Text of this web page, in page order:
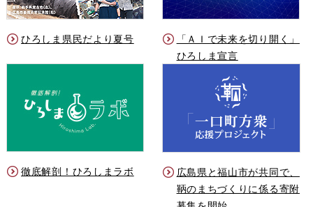
ひろしま県民だより夏号
「ＡＩで未来を切り開く」
ひろしま宣言
徹底解剖！ひろしまラボ
広島県と福山市が共同で、
鞆のまちづくりに係る寄附